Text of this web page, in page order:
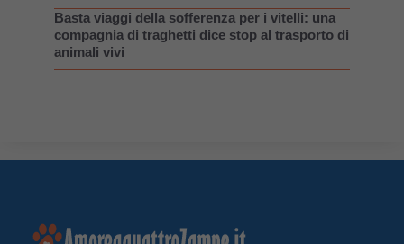
Basta viaggi della sofferenza per i vitelli: una
compagnia di traghetti dice stop al trasporto di
animali vivi